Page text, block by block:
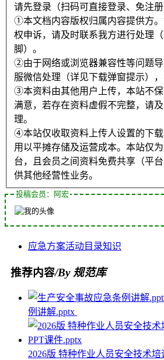
请先登录（扫码可直接登录、免注册
①本文档内容版权归属内容提供方
权申诉，请及时联系我方进行处理
脚）。
②由于网络或浏览器兼容性等问题
服微信处理（详见下载弹窗提示），
③本资料由其他用户上传，本站不
满意，若存在资料虚假不完整，请
理。
④本站仅收取资料上传人设置的下载
用以平摊存储及运营成本。本站仅
台，且会员之间资料免费共享（平
供其他经营性业务。
投稿会员：阿宏
应急方案活动目录知识
推荐内容/By 规范库
例讲解.pptx
2026版 特种作业人员安全技术